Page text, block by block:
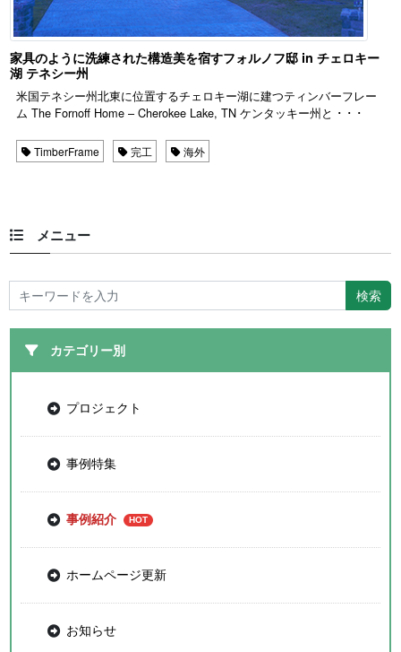
家具のように洗練された構造美を宿すフォルノフ邸 in チェロキー
湖 テネシー州
米国テネシー州北東に位置するチェロキー湖に建つティンバーフレー
ム The Fornoff Home – Cherokee Lake, TN ケンタッキー州と ･ ･ ･
TimberFrame 完工 海外
メニュー
カテゴリー別
プロジェクト
事例特集
事例紹介
ホームページ更新
お知らせ